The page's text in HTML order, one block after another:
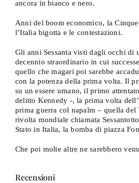
ancora in bianco e nero.
Anni del boom economico, la
l’Italia bigotta e le contestazioni.
Gli anni Sessanta visti dagli occhi di
decennio straordinario in cui
quello che magari poi sarebbe
con la potenza della prima volta. Il
su un essere umano, il primo
delitto Kennedy -, la prima volta
prima guerra col napalm – quella del
rivolta mondiale chiamata
Stato in Italia, la bomba di piazza
Che poi molte altre ne sarebbero
Recensioni